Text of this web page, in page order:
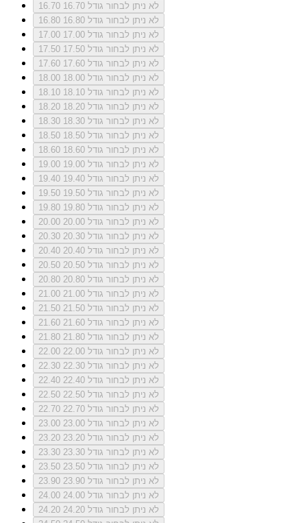
16.70
לא ניתן לבחור גודל 16.70
16.80
לא ניתן לבחור גודל 16.80
17.00
לא ניתן לבחור גודל 17.00
17.50
לא ניתן לבחור גודל 17.50
17.60
לא ניתן לבחור גודל 17.60
18.00
לא ניתן לבחור גודל 18.00
18.10
לא ניתן לבחור גודל 18.10
18.20
לא ניתן לבחור גודל 18.20
18.30
לא ניתן לבחור גודל 18.30
18.50
לא ניתן לבחור גודל 18.50
18.60
לא ניתן לבחור גודל 18.60
19.00
לא ניתן לבחור גודל 19.00
19.40
לא ניתן לבחור גודל 19.40
19.50
לא ניתן לבחור גודל 19.50
19.80
לא ניתן לבחור גודל 19.80
20.00
לא ניתן לבחור גודל 20.00
20.30
לא ניתן לבחור גודל 20.30
20.40
לא ניתן לבחור גודל 20.40
20.50
לא ניתן לבחור גודל 20.50
20.80
לא ניתן לבחור גודל 20.80
21.00
לא ניתן לבחור גודל 21.00
21.50
לא ניתן לבחור גודל 21.50
21.60
לא ניתן לבחור גודל 21.60
21.80
לא ניתן לבחור גודל 21.80
22.00
לא ניתן לבחור גודל 22.00
22.30
לא ניתן לבחור גודל 22.30
22.40
לא ניתן לבחור גודל 22.40
22.50
לא ניתן לבחור גודל 22.50
22.70
לא ניתן לבחור גודל 22.70
23.00
לא ניתן לבחור גודל 23.00
23.20
לא ניתן לבחור גודל 23.20
23.30
לא ניתן לבחור גודל 23.30
23.50
לא ניתן לבחור גודל 23.50
23.90
לא ניתן לבחור גודל 23.90
24.00
לא ניתן לבחור גודל 24.00
24.20
לא ניתן לבחור גודל 24.20